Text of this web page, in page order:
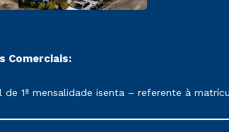
Comerciais:
de rematrícula conforme exposto no
1ª mensalidade isenta – referente à